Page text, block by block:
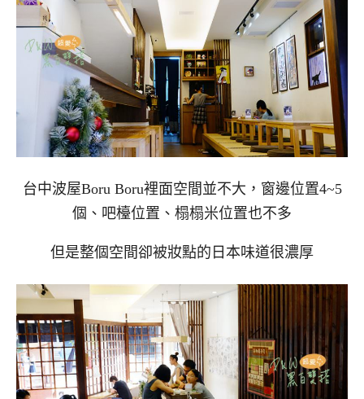
台中波屋Boru Boru裡面空間並不大，窗邊位置4~5
個、吧檯位置、榻榻米位置也不多
但是整個空間卻被妝點的日本味道很濃厚